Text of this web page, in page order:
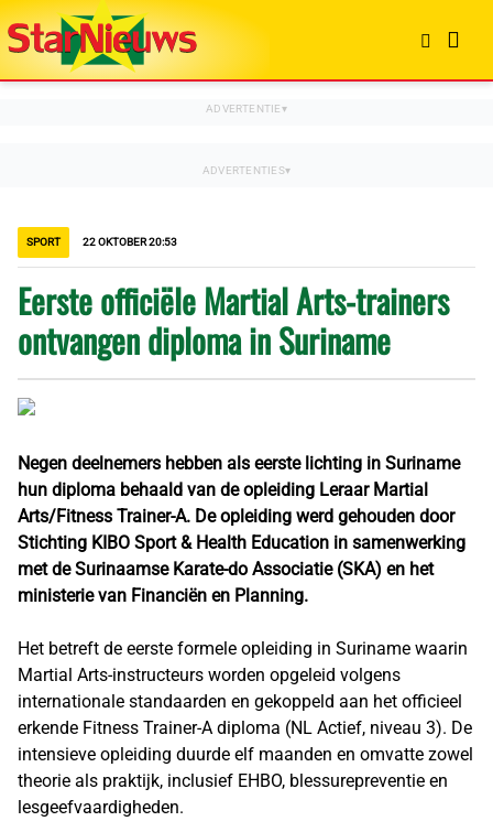
SPORT 22 OKTOBER 20:53
Eerste officiële Martial Arts-trainers
ontvangen diploma in Suriname
Negen deelnemers hebben als eerste lichting in Suriname
hun diploma behaald van de opleiding Leraar Martial
Arts/Fitness Trainer-A. De opleiding werd gehouden door
Stichting KIBO Sport & Health Education in samenwerking
met de Surinaamse Karate-do Associatie (SKA) en het
ministerie van Financiën en Planning.
Het betreft de eerste formele opleiding in Suriname waarin
Martial Arts-instructeurs worden opgeleid volgens
internationale standaarden en gekoppeld aan het officieel
erkende Fitness Trainer-A diploma (NL Actief, niveau 3). De
intensieve opleiding duurde elf maanden en omvatte zowel
theorie als praktijk, inclusief EHBO, blessurepreventie en
lesgeefvaardigheden.